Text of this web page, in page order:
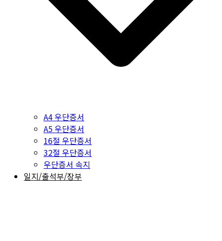
A4 우단증서
A5 우단증서
16절 우단증서
32절 우단증서
우단증서 속지
일지/출석부/장부